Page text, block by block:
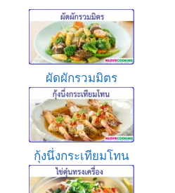
ผัดผักรวมมิตร
กุ้งนึ่งกระเทียมโทน